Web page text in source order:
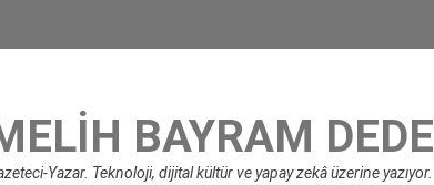
BAYRAM DEDE
Yazar. Teknoloji, dijital kültür ve yapay zekâ üzerine yazıyor.